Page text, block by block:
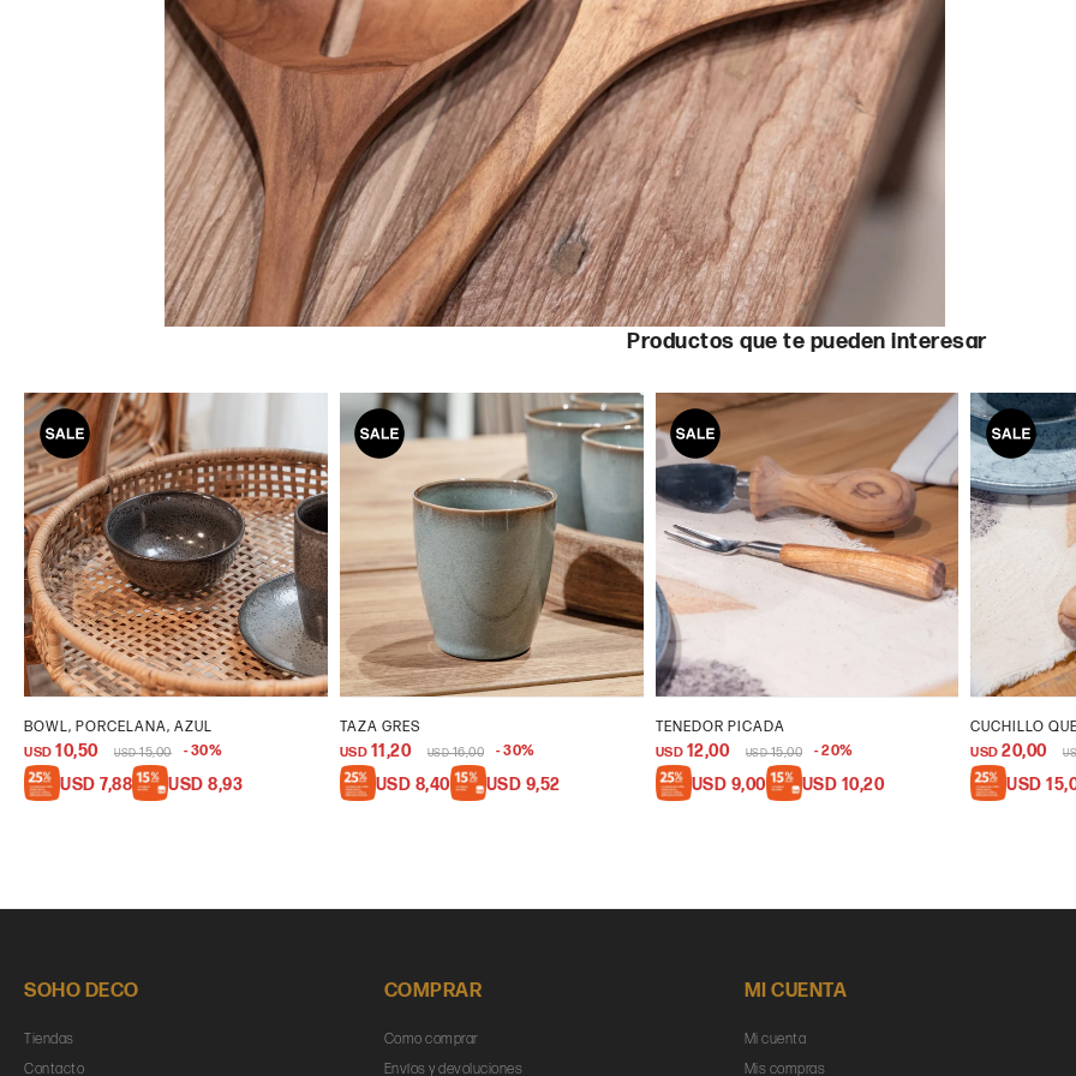
Productos que te pueden interesar
BOWL, PORCELANA, AZUL
USD 10,50 USD 15,00 30
USD 7,88 USD 8,93
TAZA GRES
USD 11,20 USD 16,00 30
USD 8,40 USD 9,52
TENEDOR PICADA
USD 12,00 USD 15,00 20
USD 9,00 USD 10,20
CUCHILLO
USD 20,00
USD
SOHO DECO
Tiendas
Contacto
COMPRAR
Como comprar
Envíos y devoluciones
MI CUENTA
Mi cuenta
Mis compras